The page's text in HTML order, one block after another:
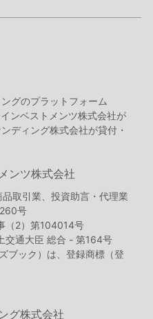
グのプラットフォーム
ンベストメンツ株式会社が
ディング株式会社が貸付・
ンツ株式会社
取引業、投資助言・代理業
号
（2）第104014号
交通大臣 総合 - 第164号
ブック）は、登録商標（登
グ株式会社